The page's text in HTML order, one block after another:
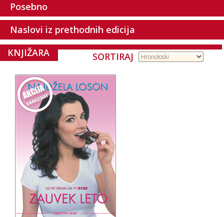
Posebno
Naslovi iz prethodnih edicija
SORTIRAJ
KNJIŽARA